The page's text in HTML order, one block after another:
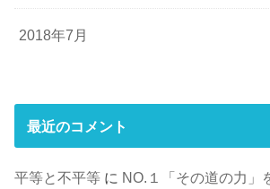
2018年7月
最近のコメント
平等と不平等 に NO.１「その道の力」